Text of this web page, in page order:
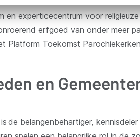
en experticecentrum voor
erfgoed van onder meer
Platform Toekomst
en
de belangenbehartiger, kennisdeler